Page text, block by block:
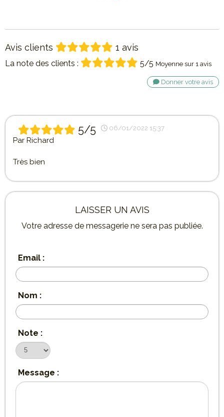
Avis clients 1 avis
La note des clients : 5/5 Moyenne sur 1 avis
Donner votre avis
5/5 06/01/2022 15:37
Par Richard
Très bien
LAISSER UN AVIS
Votre adresse de messagerie ne sera pas publiée.
Email :
Nom :
Note :
Message :